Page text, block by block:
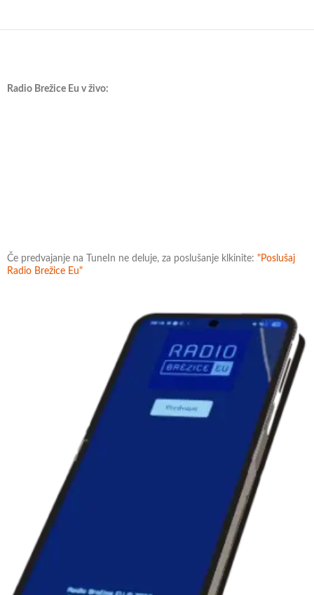
Radio Brežice Eu v živo:
Če predvajanje na TuneIn ne deluje, za poslušanje klkinite: "Poslušaj
Radio Brežice Eu"